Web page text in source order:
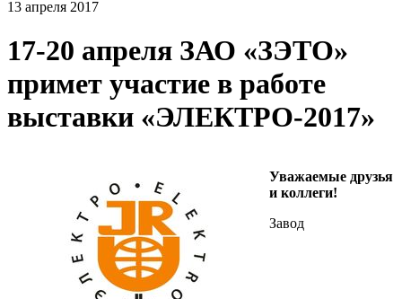
13 апреля 2017
17-20 апреля ЗАО «ЗЭТО»
примет участие в работе
выставки «ЭЛЕКТРО-2017»
Уважаемые друзья
и коллеги!
Завод